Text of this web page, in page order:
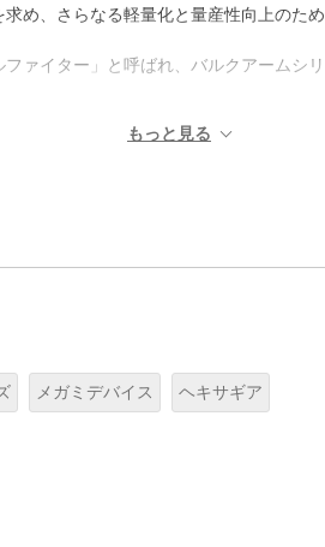
め、さらなる軽量化と量産性向上のため
ァイター」と呼ばれ、バルクアームシ
メガミデバイス ヘキサギア